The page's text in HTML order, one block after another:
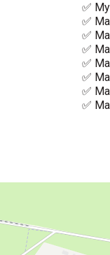
✅
✅
✅
✅
✅
✅
✅
✅